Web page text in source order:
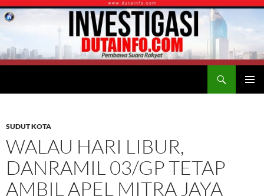
SUDUT KOTA
WALAU HARI LIBUR,
DANRAMIL 03/GP TETAP
AMBIL APEL MITRA JAYA